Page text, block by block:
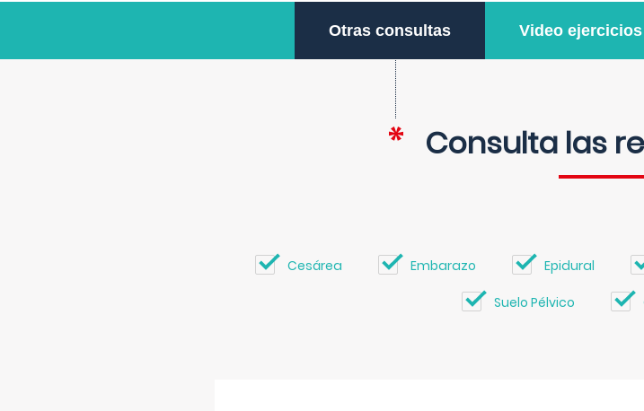
Otras consultas Video ejercicios
Consulta las
Cesárea Embarazo Epidural
Suelo Pélvico